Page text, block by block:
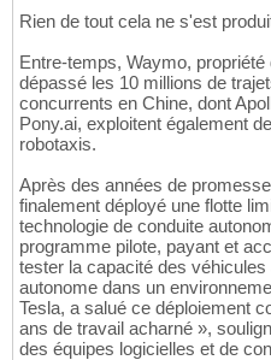
Rien de tout cela ne s'est
Entre-temps, Waymo,
dépassé les 10 millions de
concurrents en Chine, dont
Pony.ai, exploitent également
robotaxis.
Après des années de
finalement déployé une flotte
technologie de conduite
programme pilote, payant et
tester la capacité des
autonome dans un
Tesla, a salué ce déploiement
ans de travail acharné »,
des équipes logicielles et de